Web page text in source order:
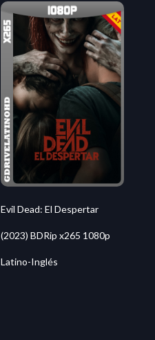
Evil Dead: El Despertar
(2023) BDRip x265 1080p
Latino-Inglés